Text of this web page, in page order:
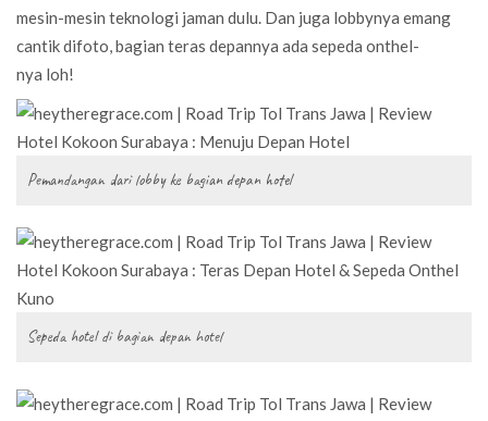
mesin-mesin teknologi jaman dulu. Dan juga lobbynya emang
cantik difoto, bagian teras depannya ada sepeda onthel-
nya loh!
Pemandangan dari lobby ke bagian depan hotel
Sepeda hotel di bagian depan hotel